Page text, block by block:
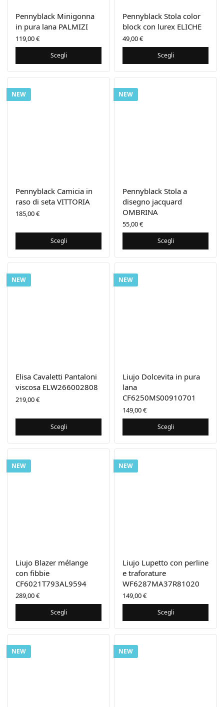
Pennyblack Minigonna
in pura lana PALMIZI
119,00€
Scegli
Pennyblack Stola color
block con lurex ELICHE
49,00€
Scegli
NEW
Pennyblack Camicia in
raso di seta VITTORIA
185,00€
Scegli
NEW
Pennyblack Stola a
disegno jacquard
OMBRINA
55,00€
Scegli
NEW
Elisa Cavaletti Pantaloni
viscosa ELW266002808
219,00€
Scegli
NEW
Liujo Dolcevita in pura
lana
CF6250MS00910701
149,00€
Scegli
NEW
Liujo Blazer mélange
con fibbie
CF6021T793AL9594
289,00€
Scegli
NEW
Liujo Lupetto con perline
e traforature
WF6287MA37R81020
149,00€
Scegli
NEW NEW